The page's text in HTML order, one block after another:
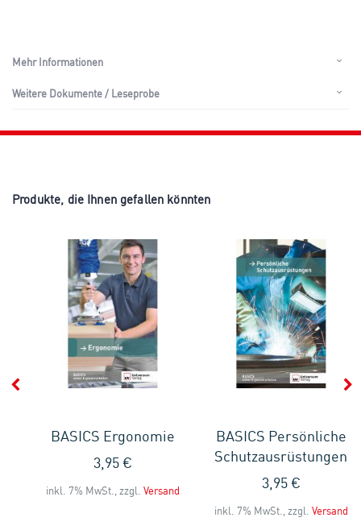
Mehr Informationen
Weitere Dokumente / Leseprobe
Produkte, die Ihnen gefallen könnten
BASICS Ergonomie
3,95 €
inkl. 7% MwSt., zzgl. Versand
BASICS Persönliche
Schutzausrüstungen
3,95 €
inkl. 7% MwSt., zzgl. Versand